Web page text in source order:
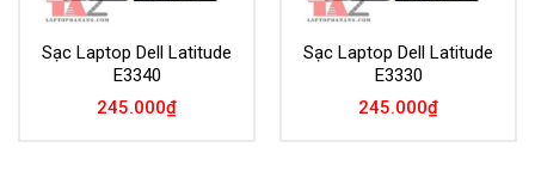
Sạc Laptop Dell Latitude
E3340
245.000₫
Sạc Laptop Dell Latitude
E3330
245.000₫